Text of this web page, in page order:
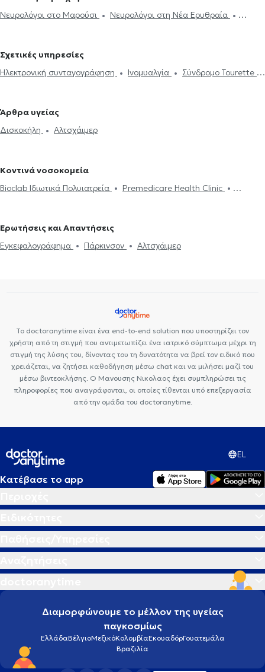
Νευρολόγοι στο Μαρούσι
Νευρολόγοι στη Νέα Ερυθραία
Νευρολόγοι στη Νέα Φιλαδέλφεια
Νευρολόγοι στο Νέο Ψυχικό
Νευρολόγοι στο Γαλάτσι
Νευρολόγοι στους Αμπελόκηπους
στα Γλυκά Νερά
Νευρολόγοι στην Πλατεία Μαβίλη
Σχετικές υπηρεσίες
Ηλεκτρονική συνταγογράφηση
Ινομυαλγία
Σύνδρομο Tourette
Μελέτη Ύπνου
Botox για νευρολογικές παθήσεις
Άρθρα υγείας
Δισκοκήλη
Αλτσχάιμερ
Κοντινά νοσοκομεία
Bioclab Ιδιωτικά Πολυιατρεία
Premedicare Health Clinic
Ερωτήσεις και Απαντήσεις
Εγκεφαλογράφημα
Πάρκινσον Αλτσχάιμερ
Το doctoranytime είναι ένα end-to-end solution που υποστηρίζει τον
χρήστη από τη στιγμή που αντιμετωπίζει ένα ιατρικό σύμπτωμα μέχρι τη
στιγμή της λύσης του, δίνοντας του τη δυνατότητα να βρεί τον ειδικό που
χρειάζεται, να ζητήσει καθοδήγηση μέσω chat και να μιλήσει μαζί του
μέσω βιντεοκλήσης. Ο Μανουσης Νικολαος έχει συμπληρώσει τις
πληροφορίες που αναγράφονται, οι οποίες τίθενται υπό επεξεργασία
από την ομάδα του doctoranytime.
EL
Κατέβασε το app
Διαμορφώνουμε το μέλλον της υγείας
παγκοσμίως
ΕλλάδαΒέλγιοΜεξικόΚολομβίαΕκουαδόρΓουατεμάλα
Βραζιλία